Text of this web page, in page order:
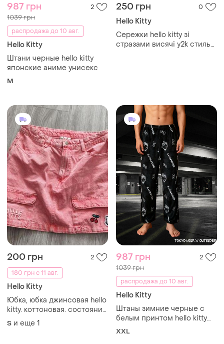
987 грн 2
1039 грн
распродажа до 10 авг.
Hello Kitty
Штани черные hello kitty
японские аниме унисекс
M
250 грн 0
Hello Kitty
Сережки hello kitty зі
стразами висячі y2k стиль
200 грн
2
180 грн с 11 авг.
Hello Kitty
Юбка, юбка джинсовая hello
kitty. коттоновая. состояние
идеально.
S и еще 1
987 грн 2
1039 грн
распродажа до 10 авг.
Hello Kitty
Штаны зимние черные с
белым принтом hello kitty
пижамные зимние
XXL